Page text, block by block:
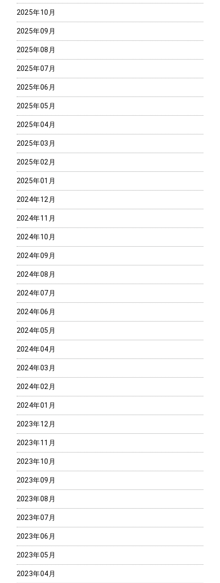
2025年10月
2025年09月
2025年08月
2025年07月
2025年06月
2025年05月
2025年04月
2025年03月
2025年02月
2025年01月
2024年12月
2024年11月
2024年10月
2024年09月
2024年08月
2024年07月
2024年06月
2024年05月
2024年04月
2024年03月
2024年02月
2024年01月
2023年12月
2023年11月
2023年10月
2023年09月
2023年08月
2023年07月
2023年06月
2023年05月
2023年04月